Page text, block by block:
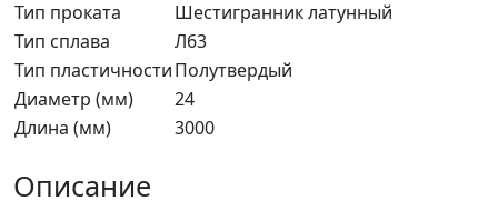
Тип проката
Шестигранник латунный
Тип сплава
Л63
Тип пластичностиПолутвердый
Диаметр (мм)
24
Длина (мм)
3000
Описание